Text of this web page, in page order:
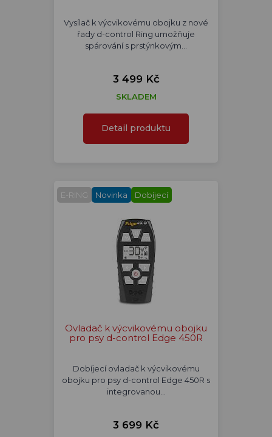
Vysílač k výcvikovému obojku z nové
řady d-control Ring umožňuje
spárování s prstýnkovým…
3 499 Kč
SKLADEM
Detail produktu
E-RING Novinka Dobíjecí
Ovladač k výcvikovému obojku
pro psy d-control Edge 450R
Dobíjecí ovladač k výcvikovému
obojku pro psy d-control Edge 450R s
integrovanou…
3 699 Kč